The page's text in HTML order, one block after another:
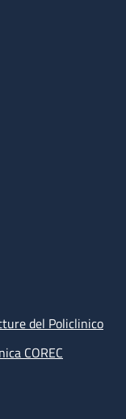
del Policlinico
COREC